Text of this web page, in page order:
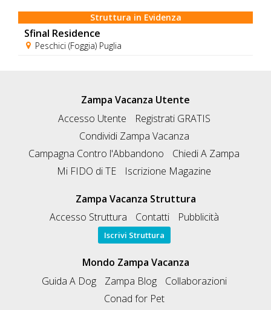
Struttura in Evidenza
Sfinal Residence
Peschici (Foggia) Puglia
Zampa Vacanza Utente
Accesso Utente
Registrati GRATIS
Condividi Zampa Vacanza
Campagna Contro l'Abbandono
Chiedi A Zampa
Mi FIDO di TE
Iscrizione Magazine
Zampa Vacanza Struttura
Accesso Struttura
Contatti Pubblicità
Iscrivi Struttura
Mondo Zampa Vacanza
Guida A Dog
Zampa Blog
Collaborazioni
Conad for Pet